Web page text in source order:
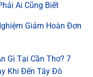
Ai Cũng Biết
Giảm Hoàn Đơn
Gì Tại Cần Thơ? 7
Khi Đến Tây Đô